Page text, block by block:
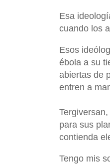
Esa
cuando los
Esos
ébola a su
abiertas de
entren a
para sus
contienda
Tengo mis